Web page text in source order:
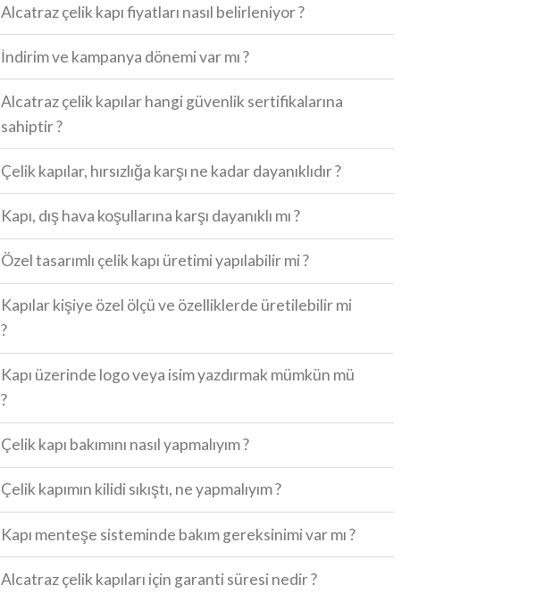
Alcatraz çelik kapı fiyatları nasıl belirleniyor ?
İndirim ve kampanya dönemi var mı ?
Alcatraz çelik kapılar hangi güvenlik sertifikalarına
sahiptir ?
Çelik kapılar, hırsızlığa karşı ne kadar dayanıklıdır ?
Kapı, dış hava koşullarına karşı dayanıklı mı ?
Özel tasarımlı çelik kapı üretimi yapılabilir mi ?
Kapılar kişiye özel ölçü ve özelliklerde üretilebilir mi
?
Kapı üzerinde logo veya isim yazdırmak mümkün mü
?
Çelik kapı bakımını nasıl yapmalıyım ?
Çelik kapımın kilidi sıkıştı, ne yapmalıyım ?
Kapı menteşe sisteminde bakım gereksinimi var mı ?
Alcatraz çelik kapıları için garanti süresi nedir ?